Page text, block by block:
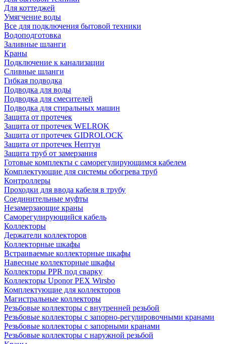
Для коттеджей
Умягчение воды
Все для подключения бытовой техники
Водоподготовка
Заливные шланги
Краны
Подключение к канализации
Сливные шланги
Гибкая подводка
Подводка для воды
Подводка для смесителей
Подводка для стиральных машин
Защита от протечек
Защита от протечек WELROK
Защита от протечек GIDROLOCK
Защита от протечек Нептун
Защита труб от замерзания
Готовые комплекты с саморегулирующимся кабелем
Комплектующие для системы обогрева труб
Контроллеры
Проходки для ввода кабеля в трубу
Соединительные муфты
Незамерзающие краны
Саморегулирующийся кабель
Коллекторы
Держатели коллекторов
Коллекторные шкафы
Встраиваемые коллекторные шкафы
Навесные коллекторные шкафы
Коллекторы PPR под сварку
Коллекторы Uponor PEX Wirsbo
Комплектующие для коллекторов
Магистральные коллекторы
Резьбовые коллекторы с внутренней резьбой
Резьбовые коллекторы с запорно-регулировочными кранами
Резьбовые коллекторы с запорными кранами
Резьбовые коллекторы с наружной резьбой